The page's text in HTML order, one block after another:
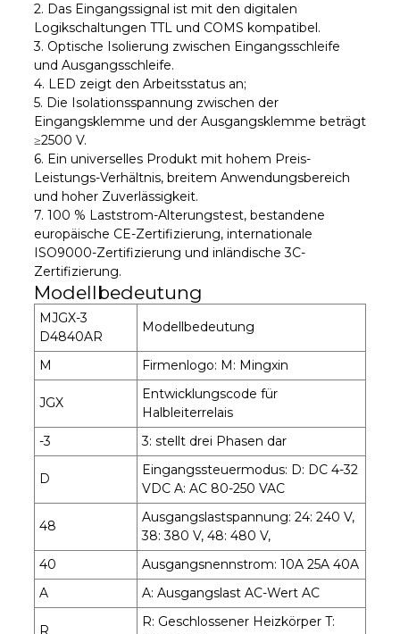
2. Das Eingangssignal ist mit den digitalen
Logikschaltungen TTL und COMS kompatibel.
3. Optische Isolierung zwischen Eingangsschleife
und Ausgangsschleife.
4. LED zeigt den Arbeitsstatus an;
5. Die Isolationsspannung zwischen der
Eingangsklemme und der Ausgangsklemme beträgt
≥2500 V.
6. Ein universelles Produkt mit hohem Preis-
Leistungs-Verhältnis, breitem Anwendungsbereich
und hoher Zuverlässigkeit.
7. 100 % Laststrom-Alterungstest, bestandene
europäische CE-Zertifizierung, internationale
ISO9000-Zertifizierung und inländische 3C-
Zertifizierung.
Modellbedeutung
MJGX-3
D4840AR
Modellbedeutung
M Firmenlogo: M: Mingxin
JGX
Entwicklungscode für
Halbleiterrelais
-3
3: stellt drei Phasen dar
D
Eingangssteuermodus: D: DC 4-32
VDC A: AC 80-250 VAC
48
Ausgangslastspannung: 24: 240 V,
38: 380 V, 48: 480 V,
40
Ausgangsnennstrom: 10A 25A 40A
A
A: Ausgangslast AC-Wert AC
R
R: Geschlossener Heizkörper T: